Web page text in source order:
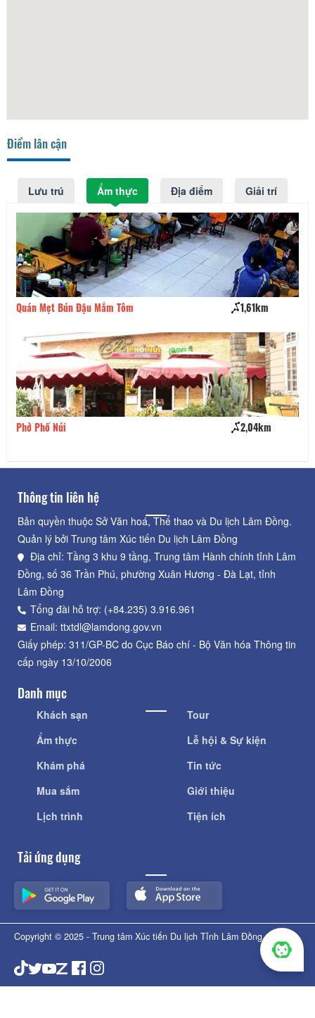
Điểm lân cận
Lưu trú Ẩm thực Địa điểm Giải trí
Quán Mẹt Bún Đậu Mắm Tôm 1,61km
Phở Phố Núi 2,04km
Thông tin liên hệ
Bản quyền thuộc Sở Văn hoá, Thể thao và Du lịch Lâm Đồng.
Quản lý bởi Trung tâm Xúc tiến Du lịch Lâm Đồng
Địa chỉ: Tầng 3 khu 9 tầng, Trung tâm Hành chính tỉnh Lâm
Đồng, số 36 Trần Phú, phường Xuân Hương - Đà Lạt, tỉnh
Lâm Đồng
Tổng đài hỗ trợ: (+84.235) 3.916.961
Email: ttxtdl@lamdong.gov.vn
Giấy phép: 311/GP-BC do Cục Báo chí - Bộ Văn hóa Thông tin
cấp ngày 13/10/2006
Danh mục
Khách sạn
Ẩm thực
Khám phá
Mua sắm
Lịch trình
Tour
Lễ hội & Sự kiện
Tin tức
Giới thiệu
Tiện ích
Tải ứng dụng
Copyright © 2025 - Trung tâm Xúc tiến Du lịch Tỉnh Lâm Đồng